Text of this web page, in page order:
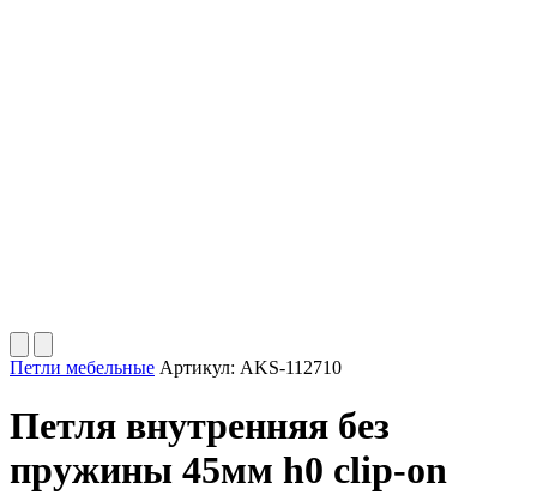
Петли мебельные Артикул: AKS-112710
Петля внутренняя без
пружины 45мм h0 clip-on